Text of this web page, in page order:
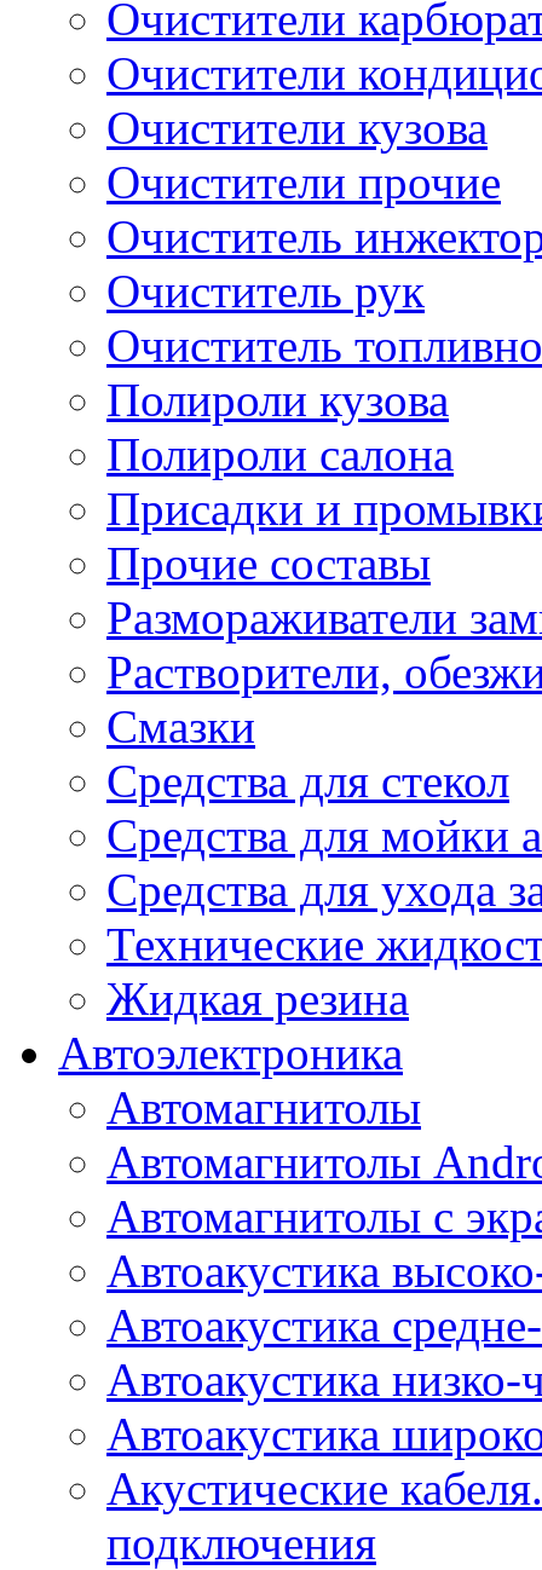
Очистители
Очистители
Очистители кузова
Очистители прочие
Очиститель
Очиститель рук
Очиститель
Полироли кузова
Полироли салона
Присадки и
Прочие составы
Размораживатели
Растворители,
Смазки
Средства для стекол
Средства для мойки
Средства для ухода
Технические
Жидкая резина
Автоэлектроника
Автомагнитолы
Автомагнитолы
Автомагнитолы с
Автоакустика
Автоакустика
Автоакустика низко-
Автоакустика
Акустические
подключения